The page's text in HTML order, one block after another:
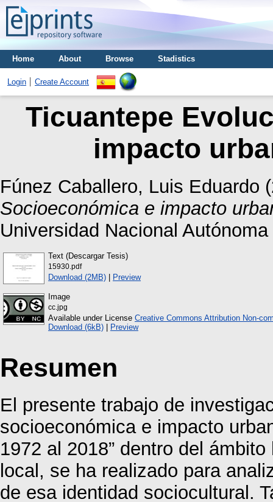
Home About Browse Stadistics
Login Create Account
Ticuantepe
impacto
Fúnez Caballero, Luis Eduardo
Socioeconómica e impacto
Universidad Nacional
Text (Descargar Tesis)
15930.pdf
Download (2MB) | Preview
Image
cc.jpg
Available under License Creative Commons Attribution Non-
Download (6kB) | Preview
Resumen
El presente trabajo de
socioeconómica e impacto
1972 al 2018” dentro del
local, se ha realizado para
de esa identidad sociocultural.